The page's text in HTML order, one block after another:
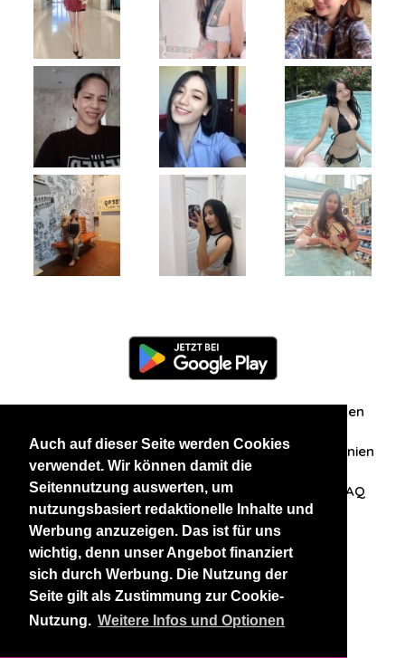
Auch auf dieser Seite werden Cookies
verwendet. Wir können damit die
Seitennutzung auswerten, um
nutzungsbasiert redaktionelle Inhalte und
Werbung anzuzeigen. Das ist für uns
wichtig, denn unser Angebot finanziert
sich durch Werbung. Die Nutzung der
Seite gilt als Zustimmung zur Cookie-
Nutzung. Weitere Infos und Optionen
Zuschriften/Erfahrungen
Datenschutzerklärung AGB Datenschutzrichtlinien
Nehmen Sie Kontakt mit uns auf FAQ
Unsere anderen Websites
BlackAndBeauties RussianKisses